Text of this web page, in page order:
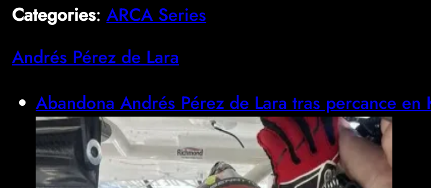
Categories: ARCA Series
Andrés Pérez de Lara
Abandona Andrés Pérez de Lara tras percance en